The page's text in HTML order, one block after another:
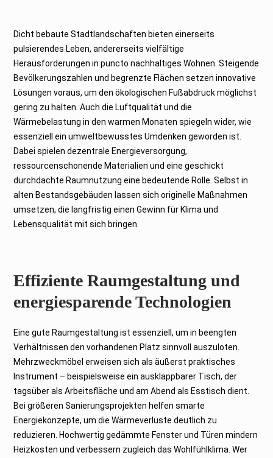
2
0
2
Dicht bebaute Stadtlandschaften bieten einerseits
pulsierendes Leben, andererseits vielfältige
Herausforderungen in puncto nachhaltiges Wohnen. Steigende
Bevölkerungszahlen und begrenzte Flächen setzen innovative
Lösungen voraus, um den ökologischen Fußabdruck möglichst
gering zu halten. Auch die Luftqualität und die
Wärmebelastung in den warmen Monaten spiegeln wider, wie
essenziell ein umweltbewusstes Umdenken geworden ist.
Dabei spielen dezentrale Energieversorgung,
ressourcenschonende Materialien und eine geschickt
durchdachte Raumnutzung eine bedeutende Rolle. Selbst in
alten Bestandsgebäuden lassen sich originelle Maßnahmen
umsetzen, die langfristig einen Gewinn für Klima und
Lebensqualität mit sich bringen.
Effiziente Raumgestaltung und
energiesparende Technologien
Eine gute Raumgestaltung ist essenziell, um in beengten
Verhältnissen den vorhandenen Platz sinnvoll auszuloten.
Mehrzweckmöbel erweisen sich als äußerst praktisches
Instrument – beispielsweise ein ausklappbarer Tisch, der
tagsüber als Arbeitsfläche und am Abend als Esstisch dient.
Bei größeren Sanierungsprojekten helfen smarte
Energiekonzepte, um die Wärmeverluste deutlich zu
reduzieren. Hochwertig gedämmte Fenster und Türen mindern
Heizkosten und verbessern zugleich das Wohlfühlklima. Wer